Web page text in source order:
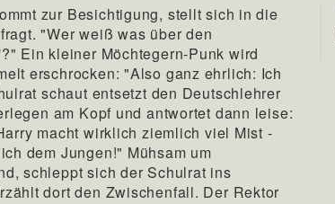
zur Besichtigung, stellt sich in die
"Wer weiß was über den
Ein kleiner Möchtegern-Punk wird
erschrocken: "Also ganz ehrlich: Ich
schaut entsetzt den Deutschlehrer
am Kopf und antwortet dann leise:
macht wirklich ziemlich viel Mist -
dem Jungen!" Mühsam um
schleppt sich der Schulrat ins
dort den Zwischenfall. Der Rektor